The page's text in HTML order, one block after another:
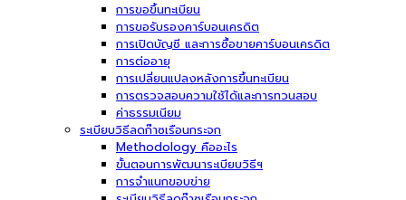
การขอขึ้นทะเบียน
การขอรับรองคาร์บอนเครดิต
การเปิดบัญชี และการซื้อขายคาร์บอนเครดิต
การต่ออายุ
การเปลี่ยนแปลงหลังการขึ้นทะเบียน
การตรวจสอบความใช้ได้และการทวนสอบ
ค่าธรรมเนียม
ระเบียบวิธีลดก๊าซเรือนกระจก
Methodology คืออะไร
ขั้นตอนการพัฒนาระเบียบวิธีฯ
การจำแนกขอบข่าย